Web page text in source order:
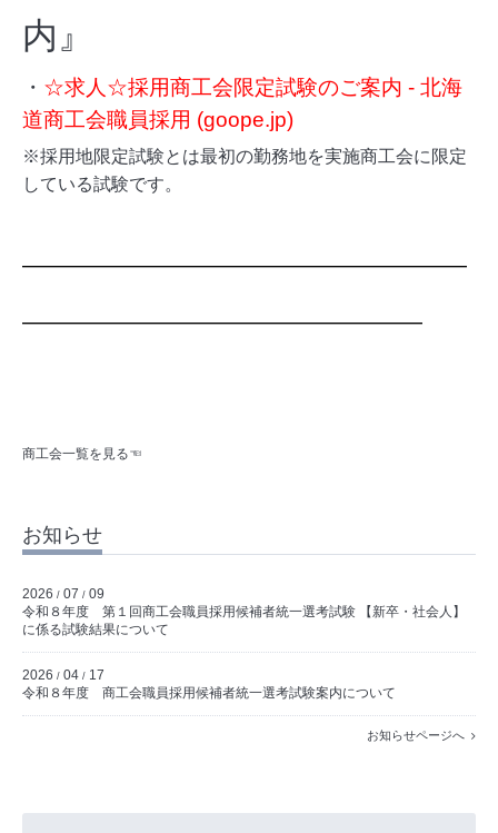
内』
・ ☆求人☆採用商工会限定試験のご案内 - 北海
道商工会職員採用 (goope.jp)
※採用地限定試験とは最初の勤務地を実施商工会に限定
している試験です。
――――――――――――――――――――
――――――――――――――――――
商工会一覧を見る☜
お知らせ
2026 / 07 / 09
令和８年度 第１回商工会職員採用候補者統一選考試験 【新卒・社会人】
に係る試験結果について
2026 / 04 / 17
令和８年度 商工会職員採用候補者統一選考試験案内について
お知らせページへ